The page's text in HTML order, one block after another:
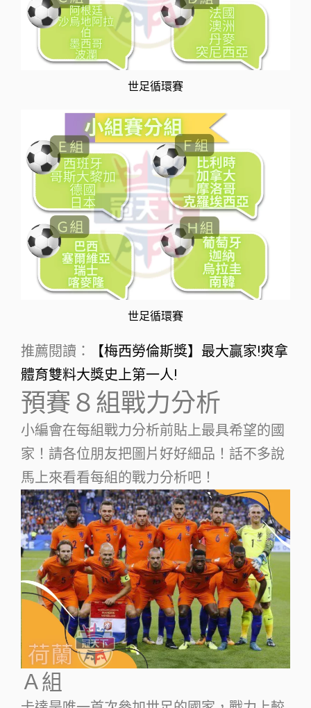
世足循環賽
世足循環賽
推薦閱讀：
【梅西勞倫斯獎】最大贏家!爽拿
體育雙料大獎史上第一人!
預賽８組戰力分析
小編會在每組戰力分析前貼上最具希望的國
家！請各位朋友把圖片好好細品！話不多說
馬上來看看每組的戰力分析吧！
Ａ組